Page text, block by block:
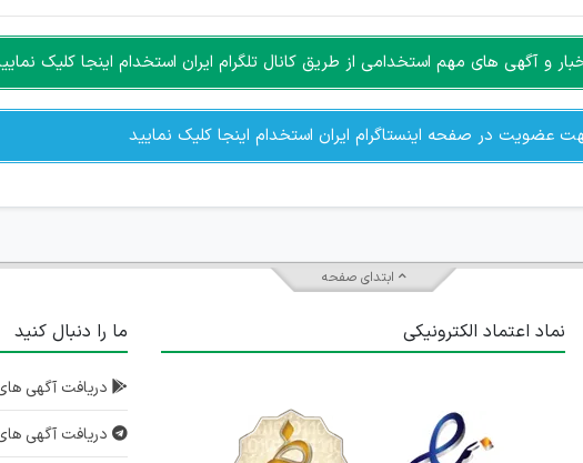
و آگهی های مهم استخدامی از طریق کانال تلگرام ایران استخدام اینجا کلیک
عضویت در صفحه اینستاگرام ایران استخدام اینجا کلیک نمایید
ابتدای صفحه
نماد اعتماد الکترونیکی ما را دنبال کنید
دریافت آگهی
دریافت آگهی